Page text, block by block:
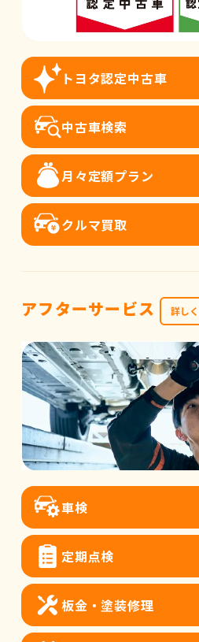
トヨタ認定中古車
中古車検索
月々定額プラン
クルマ買取
アフターサービス 詳し
車検
定期点検
板金・塗装修理